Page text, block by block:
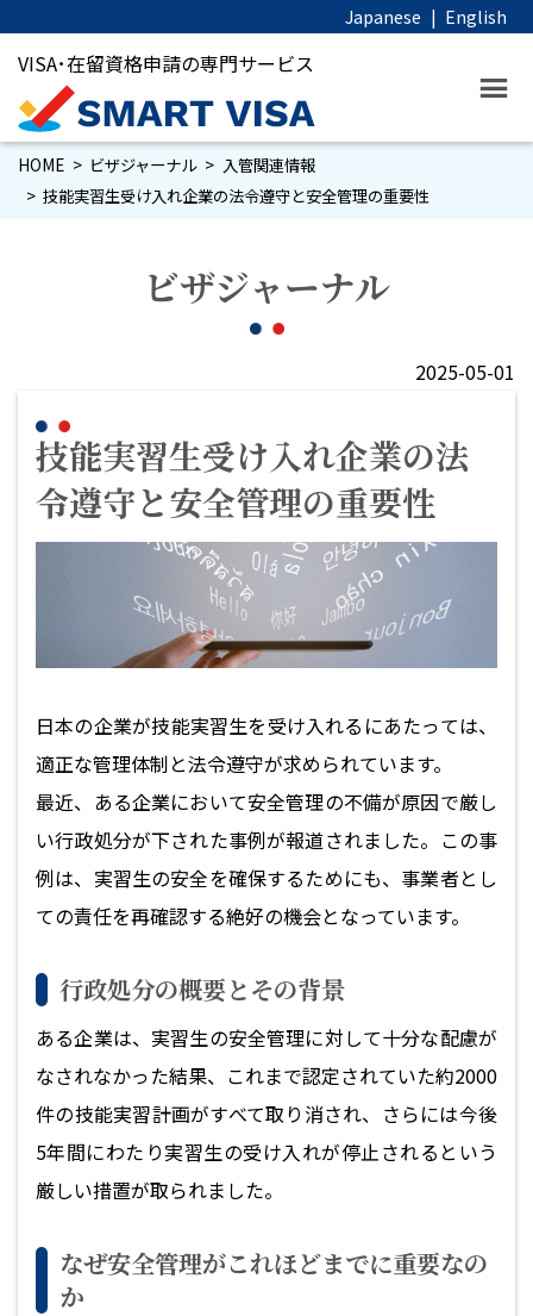
VISA･在留資格申請の専門サービス
Japanese | English
HOME ビザジャーナル
入管関連情報
技能実習生受け入れ企業の法令遵守と安全管理の重要性
ビザジャーナル
2025-05-01
技能実習生受け入れ企業の法
令遵守と安全管理の重要性
日本の企業が技能実習生を受け入れるにあたっては、
適正な管理体制と法令遵守が求められています。
最近、ある企業において安全管理の不備が原因で厳し
い行政処分が下された事例が報道されました。この事
例は、実習生の安全を確保するためにも、事業者とし
ての責任を再確認する絶好の機会となっています。
行政処分の概要とその背景
ある企業は、実習生の安全管理に対して十分な配慮が
なされなかった結果、これまで認定されていた約2000
件の技能実習計画がすべて取り消され、さらには今後
5年間にわたり実習生の受け入れが停止されるという
厳しい措置が取られました。
なぜ安全管理がこれほどまでに重要なの
か